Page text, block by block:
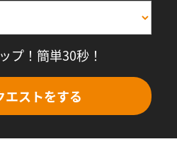
プ！簡単30秒！
エストをする